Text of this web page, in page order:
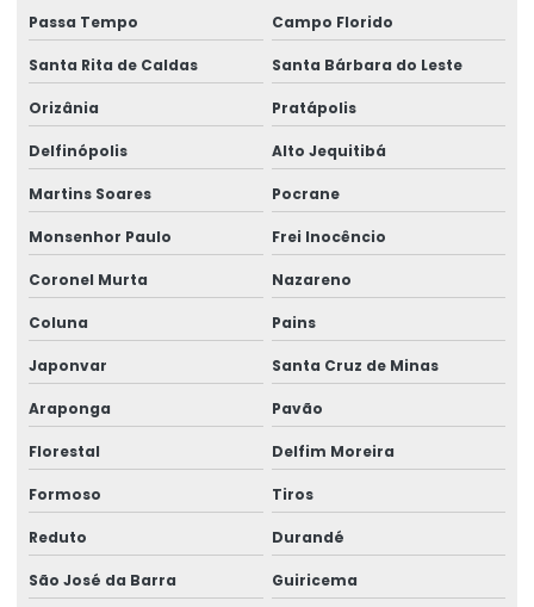
Passa Tempo Campo Florido
Santa Rita de Caldas Santa Bárbara do Leste
Orizânia Pratápolis
Delfinópolis Alto Jequitibá
Martins Soares Pocrane
Monsenhor Paulo Frei Inocêncio
Coronel Murta Nazareno
Coluna Pains
Japonvar Santa Cruz de Minas
Araponga Pavão
Florestal Delfim Moreira
Formoso Tiros
Reduto Durandé
São José da Barra Guiricema